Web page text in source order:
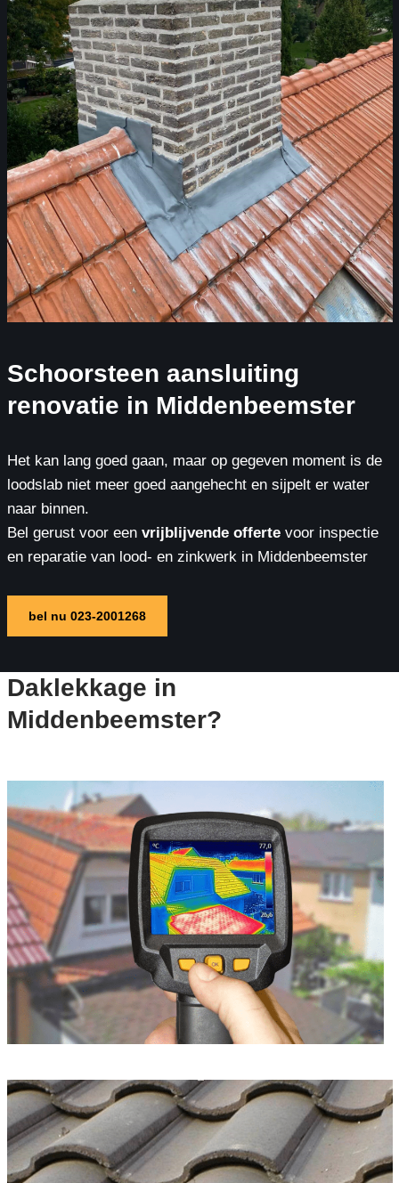
Schoorsteen aansluiting
renovatie in Middenbeemster
Het kan lang goed gaan, maar op gegeven moment is de
loodslab niet meer goed aangehecht en sijpelt er water
naar binnen.
Bel gerust voor eenvrijblijvende offertevoor inspectie
en reparatie van lood- en zinkwerk in Middenbeemster
bel nu 023-2001268
Daklekkage in
Middenbeemster?